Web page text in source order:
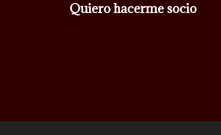
Quiero hacerme socio